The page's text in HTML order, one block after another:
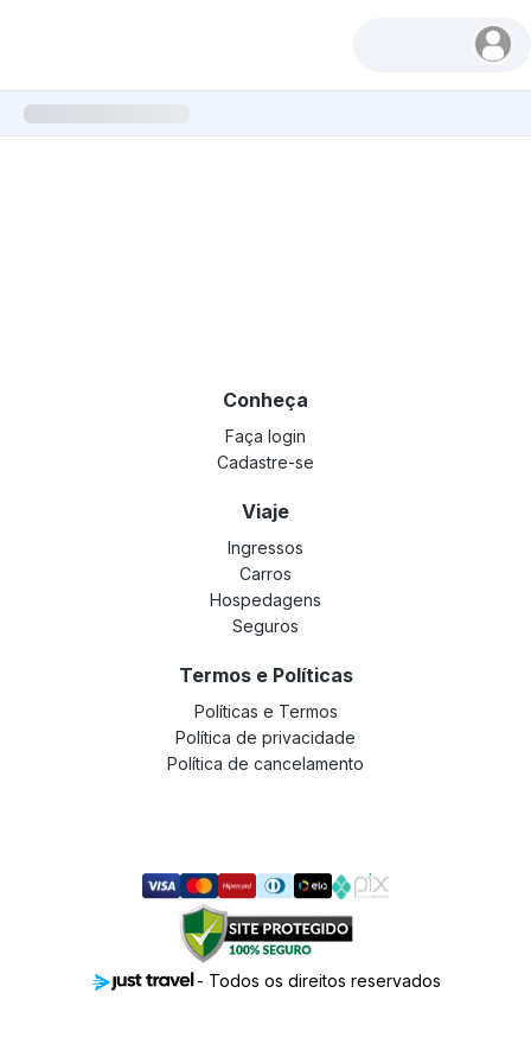
Conheça
Faça login
Cadastre-se
Viaje
Ingressos
Carros
Hospedagens
Seguros
Termos e Políticas
Políticas e Termos
Política de privacidade
Política de cancelamento
- Todos os direitos reservados